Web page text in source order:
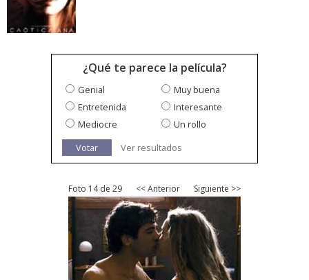
¿Qué te parece la película?
Genial
Muy buena
Entretenida
Interesante
Mediocre
Un rollo
Votar
Ver resultados
Foto 14 de 29 << Anterior Siguiente >>